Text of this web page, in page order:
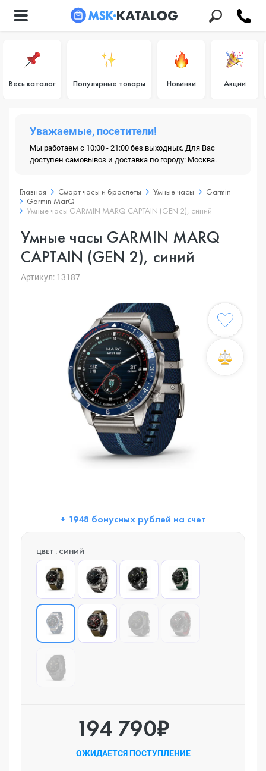
Весь каталог Популярные товары Новинки Акции
Уважаемые, посетители!
Мы работаем с 10:00 - 21:00 без выходных. Для Вас
доступен самовывоз и доставка по городу: Москва.
Главная Смарт часы и браслеты Умные часы
Garmin
Garmin MarQ
Умные часы GARMIN MARQ CAPTAIN (GEN 2), синий
Умные часы GARMIN MARQ
CAPTAIN (GEN 2), синий
Артикул: 13187
+ 1948 бонусных рублей на счет
ЦВЕТ : СИНИЙ
194 790₽
ОЖИДАЕТСЯ ПОСТУПЛЕНИЕ